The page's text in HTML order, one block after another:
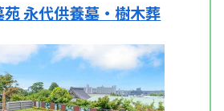
永代供養墓・樹木葬